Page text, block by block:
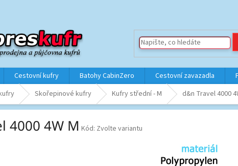
Cestovní kufry Batohy CabinZero Cestovní zavazadla
Skořepinové kufry Kufry střední - M d&n Travel 4000
4000 4W M Kód: Zvolte variantu